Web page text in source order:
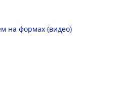
на формах (видео)